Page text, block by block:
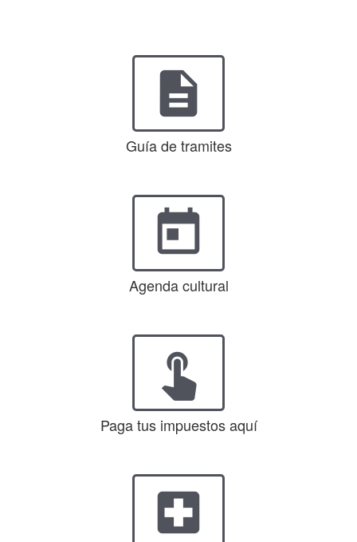
description
Guía de tramites
today
Agenda cultural
touch_app
Paga tus impuestos aquí
local_hospital